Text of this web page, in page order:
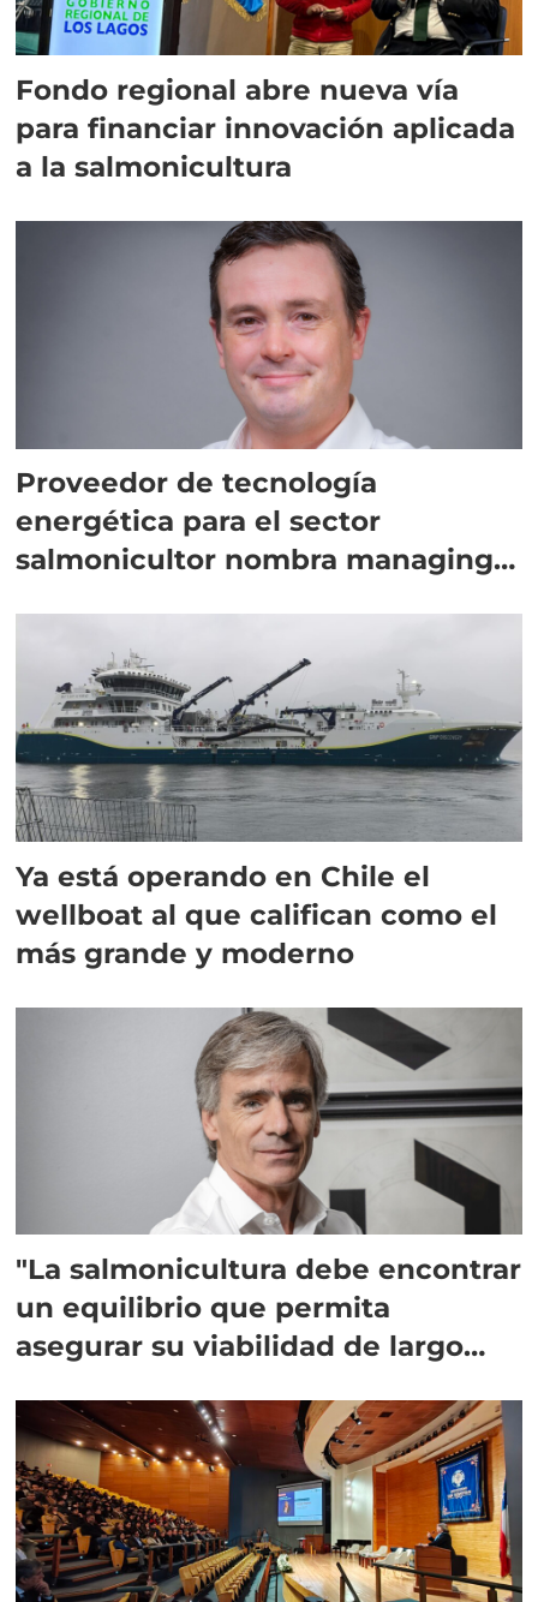
Fondo regional abre nueva vía
para financiar innovación aplicada
a la salmonicultura
Proveedor de tecnología
energética para el sector
salmonicultor nombra managing
Ya está operando en Chile el
wellboat al que califican como el
más grande y moderno
"La salmonicultura debe encontrar
un equilibrio que permita
asegurar su viabilidad de largo